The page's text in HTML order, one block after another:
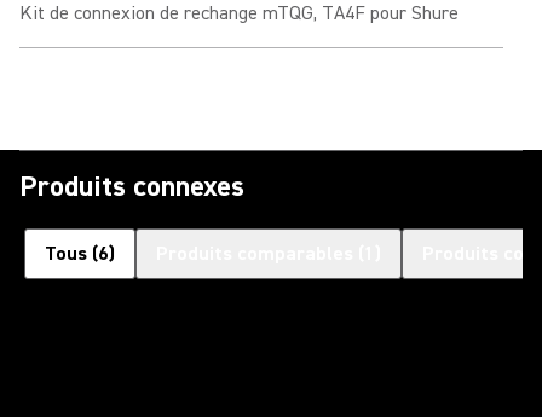
Kit de connexion de rechange mTQG, TA4F pour Shure
Produits connexes
Tous (6)